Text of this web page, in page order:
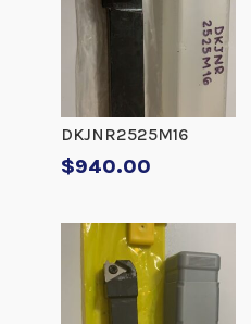
DKJNR2525M16
$940.00